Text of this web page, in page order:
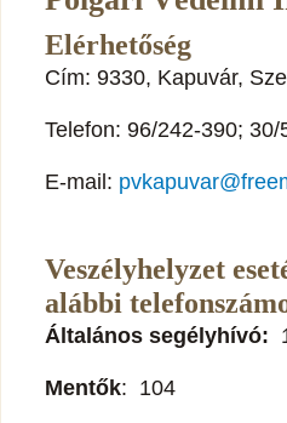
Elérhetőség
Cím: 9330, Kapuvár,
Telefon: 96/242-390; 30/
E-mail:
Veszélyhelyzet
alábbi
Általános segélyhívó:
Mentők: 104